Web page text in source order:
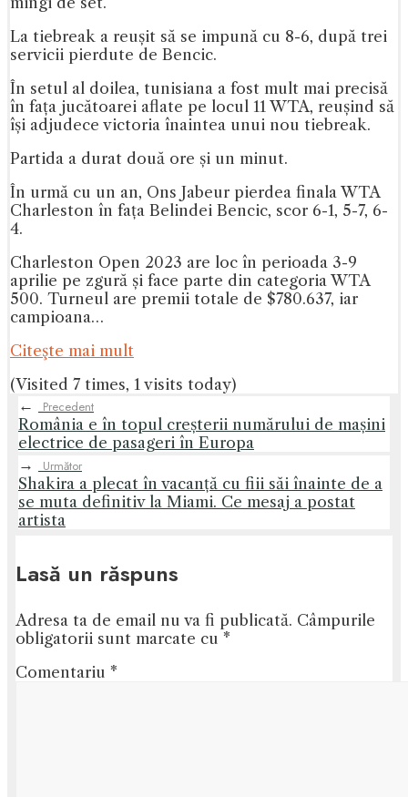
La tiebreak a reușit să se impună cu 8-6, după trei
servicii pierdute de Bencic.
În setul al doilea, tunisiana a fost mult mai precisă
în fața jucătoarei aflate pe locul 11 WTA, reușind să
își adjudece victoria înaintea unui nou tiebreak.
Partida a durat două ore și un minut.
În urmă cu un an, Ons Jabeur pierdea finala WTA
Charleston în fața Belindei Bencic, scor 6-1, 5-7, 6-
4.
Charleston Open 2023 are loc în perioada 3-9
aprilie pe zgură și face parte din categoria WTA
500. Turneul are premii totale de $780.637, iar
campioana…
Citeşte mai mult
(Visited 7 times, 1 visits today)
←
Precedent
România e în topul creșterii numărului de mașini
electrice de pasageri în Europa
→
Următor
Shakira a plecat în vacanță cu fiii săi înainte de a
se muta definitiv la Miami. Ce mesaj a postat
artista
Lasă un răspuns
Adresa ta de email nu va fi publicată. Câmpurile
obligatorii sunt marcate cu *
Comentariu *